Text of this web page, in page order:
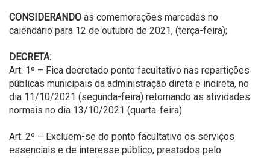
CONSIDERANDO as comemorações marcadas no
calendário para 12 de outubro de 2021, (terça-feira);
DECRETA:
Art. 1º – Fica decretado ponto facultativo nas repartições
públicas municipais da administração direta e indireta, no
dia 11/10/2021 (segunda-feira) retornando as atividades
normais no dia 13/10/2021 (quarta-feira).
Art. 2º – Excluem-se do ponto facultativo os serviços
essenciais e de interesse público, prestados pelo